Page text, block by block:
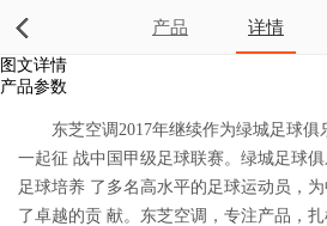
产品 详情
图文详情
产品参数
东芝空调2017年继续作为绿城足球俱
一起征 战中国甲级足球联赛。绿城足球
足球培养 了多名高水平的足球运动员，
了卓越的贡 献。东芝空调，专注产品，